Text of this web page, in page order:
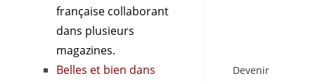
française collaborant
dans plusieurs
magazines.
Belles et bien dans
Devenir